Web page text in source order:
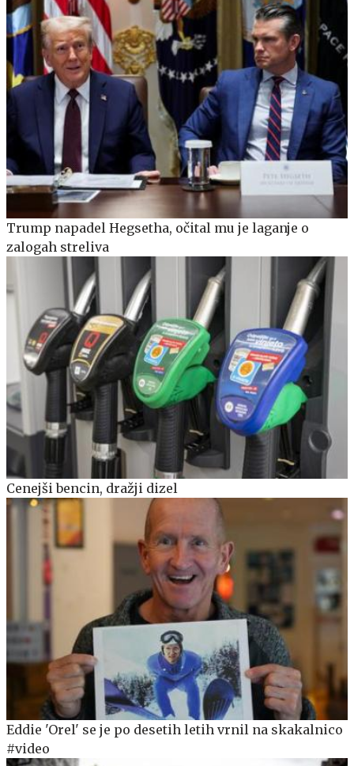
Trump napadel Hegsetha, očital mu je laganje o
zalogah streliva
Cenejši bencin, dražji dizel
Eddie 'Orel' se je po desetih letih vrnil na skakalnico
#video